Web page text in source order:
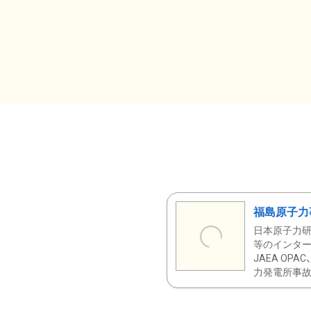
福島原子
日本原子力
等のインタ
JAEA OPAC
力発電所事